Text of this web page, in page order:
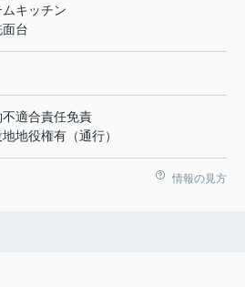
ムキッチン
台
適合責任免責
地役権有（通行）
情報の見方